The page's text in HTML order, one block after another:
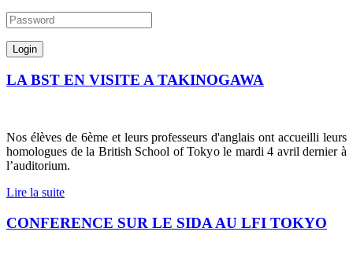
LA BST EN VISITE A TAKINOGAWA
Nos élèves de 6ème et leurs professeurs d'anglais ont accueilli leurs
homologues de la British School of Tokyo le mardi 4 avril dernier à
l’auditorium.
Lire la suite
CONFERENCE SUR LE SIDA AU LFI TOKYO